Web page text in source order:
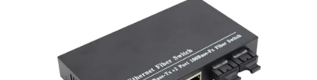
ΠΟΛΙΤΙΚΉ
ΑΠΟΡΡΉΤΟΥ